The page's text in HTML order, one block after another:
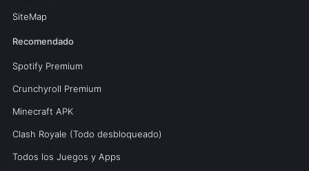
SiteMap
Recomendado
Spotify Premium
Crunchyroll Premium
Minecraft APK
Clash Royale (Todo desbloqueado)
Todos los Juegos y Apps